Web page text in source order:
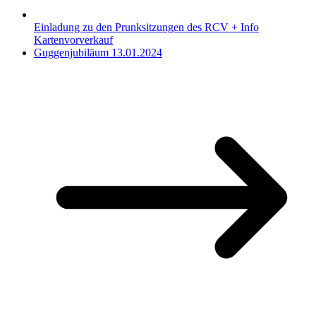
Einladung zu den Prunksitzungen des RCV + Info
Kartenvorverkauf
Guggenjubiläum 13.01.2024